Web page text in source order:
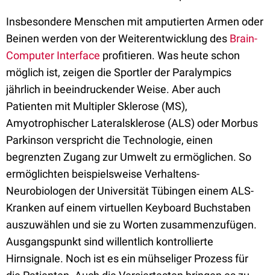
Insbesondere Menschen mit amputierten Armen oder
Beinen werden von der Weiterentwicklung des Brain-
Computer Interface profitieren. Was heute schon
möglich ist, zeigen die Sportler der Paralympics
jährlich in beeindruckender Weise. Aber auch
Patienten mit Multipler Sklerose (MS),
Amyotrophischer Lateralsklerose (ALS) oder Morbus
Parkinson verspricht die Technologie, einen
begrenzten Zugang zur Umwelt zu ermöglichen. So
ermöglichten beispielsweise Verhaltens-
Neurobiologen der Universität Tübingen einem ALS-
Kranken auf einem virtuellen Keyboard Buchstaben
auszuwählen und sie zu Worten zusammenzufügen.
Ausgangspunkt sind willentlich kontrollierte
Hirnsignale. Noch ist es ein mühseliger Prozess für